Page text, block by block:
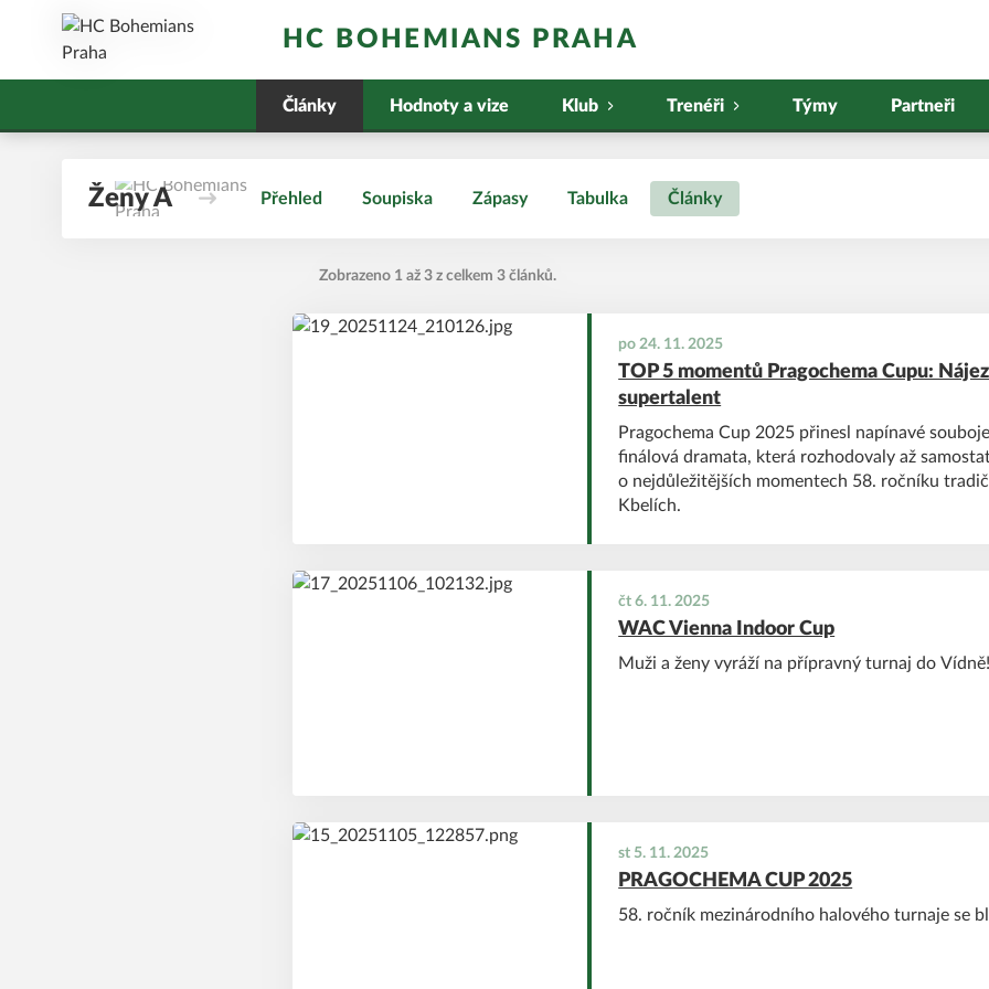
HC BOHEMIANS PRAHA
Články Hodnoty a vize Klub Trenéři Týmy Partneři
Ženy A Přehled Soupiska Zápasy Tabulka Články
Zobrazeno 1 až 3 z celkem 3 článků.
po 24. 11. 2025
TOP 5 momentů Pragochema Cupu:
supertalent
Pragochema Cup 2025 přinesl napínavé
finálová dramata, která rozhodovaly až
o nejdůležitějších momentech 58. ročníku
Kbelích.
čt 6. 11. 2025
WAC Vienna Indoor Cup
Muži a ženy vyráží na přípravný turnaj do Vídně!
st 5. 11. 2025
PRAGOCHEMA CUP 2025
58. ročník mezinárodního halového turnaje se